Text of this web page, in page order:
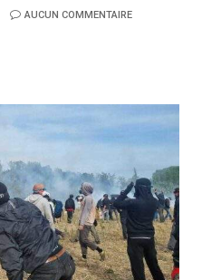
AUCUN COMMENTAIRE